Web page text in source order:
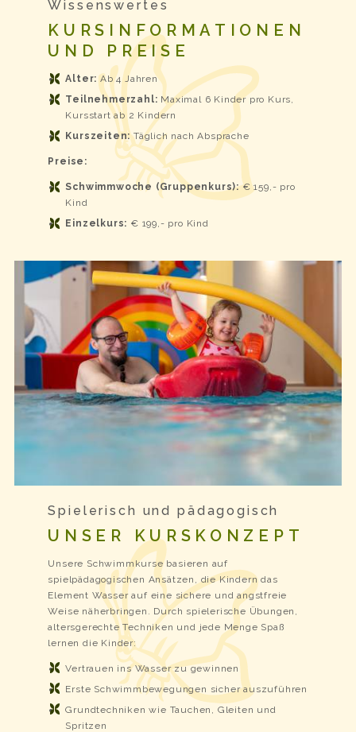
Wissenswertes
KURSINFORMATIONEN
UND PREISE
Alter: Ab 4 Jahren
Teilnehmerzahl: Maximal 6 Kinder pro Kurs,
Kursstart ab 2 Kindern
Kurszeiten:Täglich nach Absprache
Preise:
Schwimmwoche (Gruppenkurs):€ 159,- pro
Kind
Einzelkurs: € 199,- pro Kind
Spielerisch und pädagogisch
UNSER KURSKONZEPT
Unsere Schwimmkurse basieren auf
spielpädagogischen Ansätzen, die Kindern das
Element Wasser auf eine sichere und angstfreie
Weise näherbringen. Durch spielerische Übungen,
altersgerechte Techniken und jede Menge Spaß
lernen die Kinder:
Vertrauen ins Wasser zu gewinnen
Erste Schwimmbewegungen sicher auszuführen
Grundtechniken wie Tauchen, Gleiten und
Spritzen